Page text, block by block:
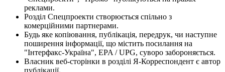
реклами.
Розділ Спецпроекти створюється спільно з
комерційними партнерами.
Будь яке копіювання, публікація, передрук, чи наступне
поширення інформації, що містить посилання на
"Інтерфакс-Україна", EPA / UPG, суворо забороняється.
Власник веб-сторінки в розділі Я-Корреспондент є автор
публікації.